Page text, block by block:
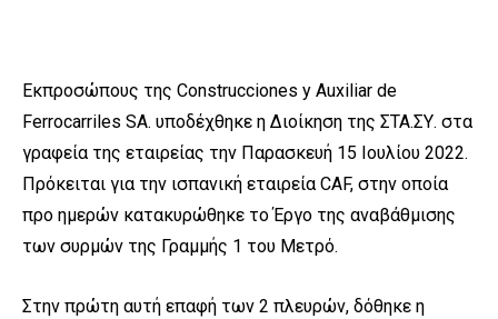
Εκπροσώπους της Construcciones y Auxiliar de
Ferrocarriles SA. υποδέχθηκε η Διοίκηση της ΣΤΑ.ΣΥ. στα
γραφεία της εταιρείας την Παρασκευή 15 Ιουλίου 2022.
Πρόκειται για την ισπανική εταιρεία CAF, στην οποία
προ ημερών κατακυρώθηκε το Έργο της αναβάθμισης
των συρμών της Γραμμής 1 του Μετρό.
Στην πρώτη αυτή επαφή των 2 πλευρών, δόθηκε η